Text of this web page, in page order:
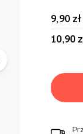
9,90 zł
10,90